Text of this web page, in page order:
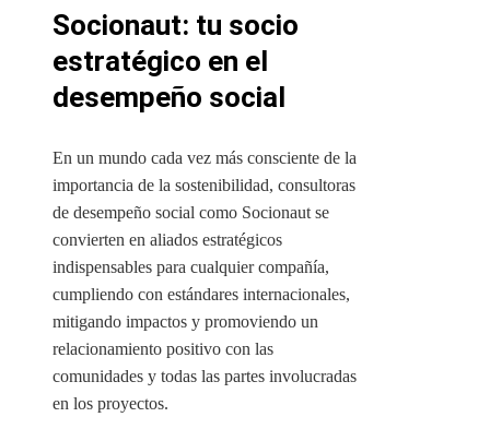
Socionaut: tu socio
estratégico en el
desempeño social
En un mundo cada vez más consciente de la
importancia de la sostenibilidad, consultoras
de desempeño social como Socionaut se
convierten en aliados estratégicos
indispensables para cualquier compañía,
cumpliendo con estándares internacionales,
mitigando impactos y promoviendo un
relacionamiento positivo con las
comunidades y todas las partes involucradas
en los proyectos.